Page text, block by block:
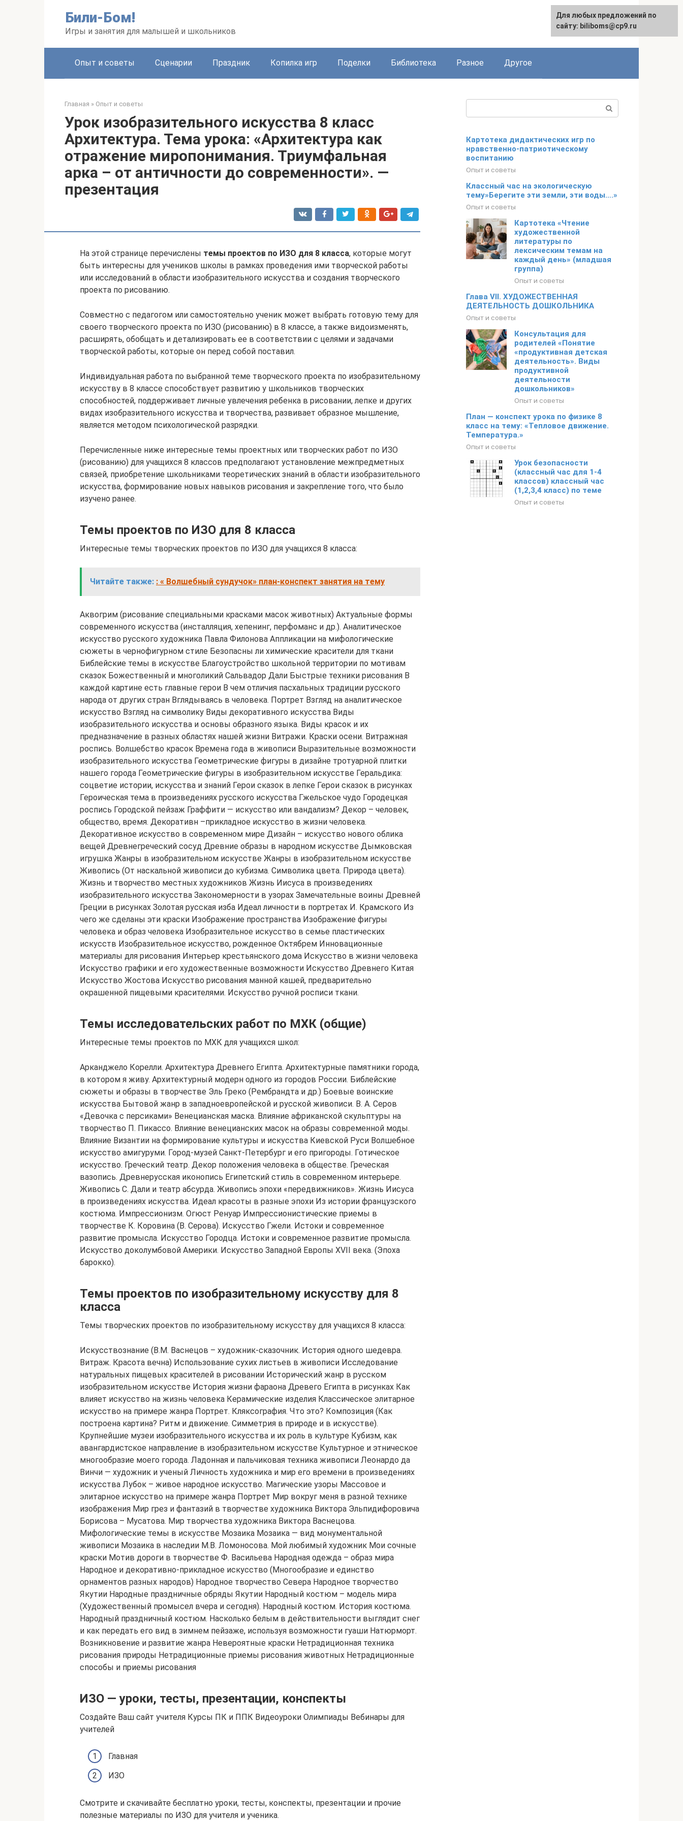
Били-Бом!
Игры и занятия для малышей и школьников
Опыт и советы Сценарии Праздник Копилка игр Поделки Библиотека Разное Другое
Главная » Опыт и советы
Урок изобразительного искусства 8 класс
Архитектура. Тема урока: «Архитектура как
отражение миропонимания. Триумфальная
арка – от античности до современности». —
презентация
На этой странице перечислены темы проектов по ИЗО для 8 класса, которые могут
быть интересны для учеников школы в рамках проведения ими творческой работы
или исследований в области изобразительного искусства и создания творческого
проекта по рисованию.
Совместно с педагогом или самостоятельно ученик может выбрать готовую тему для
своего творческого проекта по ИЗО (рисованию) в 8 классе, а также видоизменять,
расширять, обобщать и детализировать ее в соответствии с целями и задачами
творческой работы, которые он перед собой поставил.
Индивидуальная работа по выбранной теме творческого проекта по изобразительному
искусству в 8 классе способствует развитию у школьников творческих
способностей, поддерживает личные увлечения ребенка в рисовании, лепке и других
видах изобразительного искусства и творчества, развивает образное мышление,
является методом психологической разрядки.
Перечисленные ниже интересные темы проектных или творческих работ по ИЗО
(рисованию) для учащихся 8 классов предполагают установление межпредметных
связей, приобретение школьниками теоретических знаний в области изобразительного
искусства, формирование новых навыков рисования и закрепление того, что было
изучено ранее.
Темы проектов по ИЗО для 8 класса
Интересные темы творческих проектов по ИЗО для учащихся 8 класса:
Читайте также: : « Волшебный сундучок» план-конспект занятия на тему
Аквогрим (рисование специальными красками масок животных) Актуальные формы
современного искусства (инсталляция, хепенинг, перфоманс и др.). Аналитическое
искусство русского художника Павла Филонова Аппликации на мифологические
сюжеты в чернофигурном стиле Безопасны ли химические красители для ткани
Библейские темы в искусстве Благоустройство школьной территории по мотивам
сказок Божественный и многоликий Сальвадор Дали Быстрые техники рисования В
каждой картине есть главные герои В чем отличия пасхальных традиции русского
народа от других стран Вглядываясь в человека. Портрет Взгляд на аналитическое
искусство Взгляд на символику Виды декоративного искусства Виды
изобразительного искусства и основы образного языка. Виды красок и их
предназначение в разных областях нашей жизни Витражи. Краски осени. Витражная
роспись. Волшебство красок Времена года в живописи Выразительные возможности
изобразительного искусства Геометрические фигуры в дизайне тротуарной плитки
нашего города Геометрические фигуры в изобразительном искусстве Геральдика:
соцветие истории, искусства и знаний Герои сказок в лепке Герои сказок в рисунках
Героическая тема в произведениях русского искусства Гжельское чудо Городецкая
роспись Городской пейзаж Граффити — искусство или вандализм? Декор – человек,
общество, время. Декоративн –прикладное искусство в жизни человека.
Декоративное искусство в современном мире Дизайн – искусство нового облика
вещей Древнегреческий сосуд Древние образы в народном искусстве Дымковская
игрушка Жанры в изобразительном искусстве Жанры в изобразительном искусстве
Живопись (От наскальной живописи до кубизма. Символика цвета. Природа цвета).
Жизнь и творчество местных художников Жизнь Иисуса в произведениях
изобразительного искусства Закономерности в узорах Замечательные воины Древней
Греции в рисунках Золотая русская изба Идеал личности в портретах И. Крамского Из
чего же сделаны эти краски Изображение пространства Изображение фигуры
человека и образ человека Изобразительное искусство в семье пластических
искусств Изобразительное искусство, рожденное Октябрем Инновационные
материалы для рисования Интерьер крестьянского дома Искусство в жизни человека
Искусство графики и его художественные возможности Искусство Древнего Китая
Искусство Жостова Искусство рисования манной кашей, предварительно
окрашенной пищевыми красителями. Искусство ручной росписи ткани.
Темы исследовательских работ по МХК (общие)
Интересные темы проектов по МХК для учащихся школ:
Арканджело Корелли. Архитектура Древнего Египта. Архитектурные памятники города,
в котором я живу. Архитектурный модерн одного из городов России. Библейские
сюжеты и образы в творчестве Эль Греко (Рембрандта и др.) Боевые воинские
искусства Бытовой жанр в западноевропейской и русской живописи. В. А. Серов
«Девочка с персиками» Венецианская маска. Влияние африканской скульптуры на
творчество П. Пикассо. Влияние венецианских масок на образы современной моды.
Влияние Византии на формирование культуры и искусства Киевской Руси Волшебное
искусство амигуруми. Город-музей Санкт-Петербург и его пригороды. Готическое
искусство. Греческий театр. Декор положения человека в обществе. Греческая
вазопись. Древнерусская иконопись Египетский стиль в современном интерьере.
Живопись С. Дали и театр абсурда. Живопись эпохи «передвижников». Жизнь Иисуса
в произведениях искусства. Идеал красоты в разные эпохи Из истории французского
костюма. Импрессионизм. Огюст Ренуар Импрессионистические приемы в
творчестве К. Коровина (В. Серова). Искусство Гжели. Истоки и современное
развитие промысла. Искусство Городца. Истоки и современное развитие промысла.
Искусство доколумбовой Америки. Искусство Западной Европы XVII века. (Эпоха
барокко).
Темы проектов по изобразительному искусству для 8
класса
Темы творческих проектов по изобразительному искусству для учащихся 8 класса:
Искусствознание (В.М. Васнецов – художник-сказочник. История одного шедевра.
Витраж. Красота вечна) Использование сухих листьев в живописи Исследование
натуральных пищевых красителей в рисовании Исторический жанр в русском
изобразительном искусстве История жизни фараона Древего Египта в рисунках Как
влияет искусство на жизнь человека Керамические изделия Классическое элитарное
искусство на примере жанра Портрет. Кляксография. Что это? Композиция (Как
построена картина? Ритм и движение. Симметрия в природе и в искусстве).
Крупнейшие музеи изобразительного искусства и их роль в культуре Кубизм, как
авангардистское направление в изобразительном искусстве Культурное и этническое
многообразие моего города. Ладонная и пальчиковая техника живописи Леонардо да
Винчи — художник и ученый Личность художника и мир его времени в произведениях
искусства Лубок – живое народное искусство. Магические узоры Массовое и
элитарное искусство на примере жанра Портрет Мир вокруг меня в разной технике
изображения Мир грез и фантазий в творчестве художника Виктора Эльпидифоровича
Борисова – Мусатова. Мир творчества художника Виктора Васнецова.
Мифологические темы в искусстве Мозаика Мозаика — вид монументальной
живописи Мозаика в наследии М.В. Ломоносова. Мой любимый художник Мои сочные
краски Мотив дороги в творчестве Ф. Васильева Народная одежда – образ мира
Народное и декоративно-прикладное искусство (Многообразие и единство
орнаментов разных народов) Народное творчество Севера Народное творчество
Якутии Народные праздничные обряды Якутии Народный костюм – модель мира
(Художественный промысел вчера и сегодня). Народный костюм. История костюма.
Народный праздничный костюм. Насколько белым в действительности выглядит снег
и как передать его вид в зимнем пейзаже, используя возможности гуаши Натюрморт.
Возникновение и развитие жанра Невероятные краски Нетрадиционная техника
рисования природы Нетрадиционные приемы рисования животных Нетрадиционные
способы и приемы рисования
ИЗО — уроки, тесты, презентации, конспекты
Создайте Ваш сайт учителя Курсы ПК и ППК Видеоуроки Олимпиады Вебинары для
учителей
Главная
ИЗО
Смотрите и скачивайте бесплатно уроки, тесты, конспекты, презентации и прочие
полезные материалы по ИЗО для учителя и ученика.
Картотека дидактических игр по
нравственно-патриотическому
воспитанию
Опыт и советы
Классный час на экологическую
тему»Берегите эти земли, эти воды….»
Опыт и советы
Картотека «Чтение
художественной
литературы по
лексическим темам на
каждый день» (младшая
группа)
Опыт и советы
Глава VII. ХУДОЖЕСТВЕННАЯ
ДЕЯТЕЛЬНОСТЬ ДОШКОЛЬНИКА
Опыт и советы
Консультация для
родителей «Понятие
«продуктивная детская
деятельность». Виды
продуктивной
деятельности
дошкольников»
Опыт и советы
План — конспект урока по физике 8
класс на тему: «Тепловое движение.
Температура.»
Опыт и советы
Урок безопасности
(классный час для 1-4
классов) классный час
(1,2,3,4 класс) по теме
Опыт и советы
Для любых предложений по
сайту: biliboms@cp9.ru